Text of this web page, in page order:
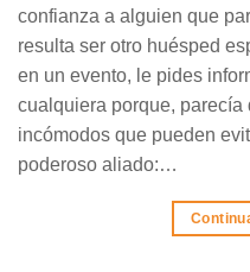
confianza a alguien que
resulta ser otro huésped
en un evento, le pides
cualquiera porque,
incómodos que pueden
poderoso aliado:…